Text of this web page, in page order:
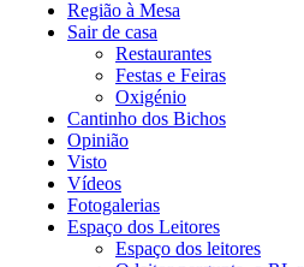
Região à Mesa
Sair de casa
Restaurantes
Festas e Feiras
Oxigénio
Cantinho dos Bichos
Opinião
Visto
Vídeos
Fotogalerias
Espaço dos Leitores
Espaço dos leitores